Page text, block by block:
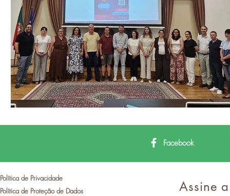
Facebook
Política de Privacidade
Política de Proteção de Dados
Assine